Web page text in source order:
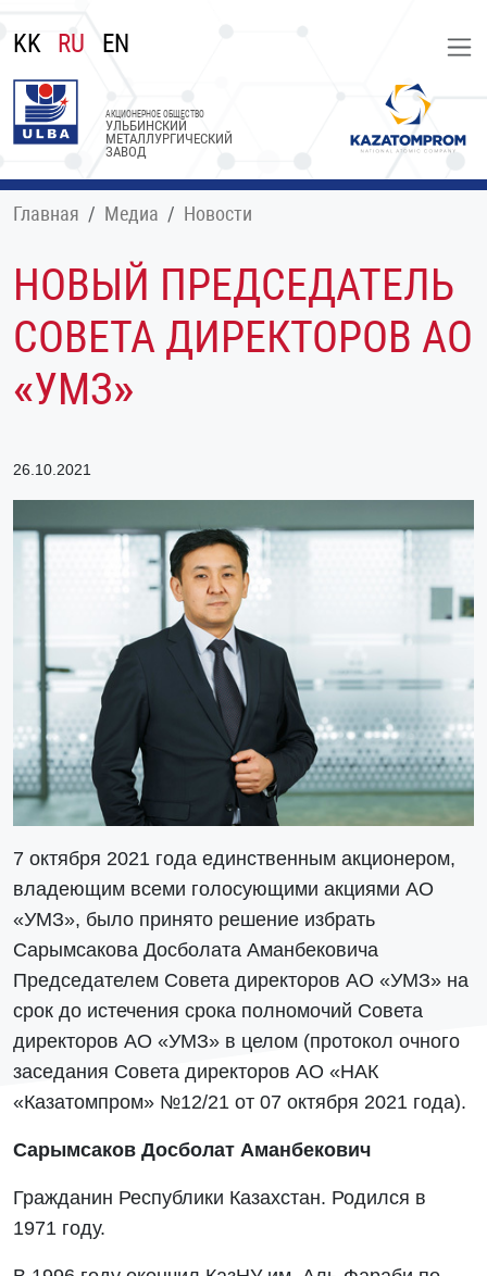
KK RU EN
УЛЬБИНСКИЙ
МЕТАЛЛУРГИЧЕСКИЙ
ЗАВОД
АКЦИОНЕРНОЕ ОБЩЕСТВО
Главная Медиа Новости
НОВЫЙ ПРЕДСЕДАТЕЛЬ
СОВЕТА ДИРЕКТОРОВ АО
«УМЗ»
26.10.2021
7 октября 2021 года единственным акционером,
владеющим всеми голосующими акциями АО
«УМЗ», было принято решение избрать
Сарымсакова Досболата Аманбековича
Председателем Совета директоров АО «УМЗ» на
срок до истечения срока полномочий Совета
директоров АО «УМЗ» в целом (протокол очного
заседания Совета директоров АО «НАК
«Казатомпром» №12/21 от 07 октября 2021 года).
Сарымсаков Досболат Аманбекович
Гражданин Республики Казахстан. Родился в
1971 году.